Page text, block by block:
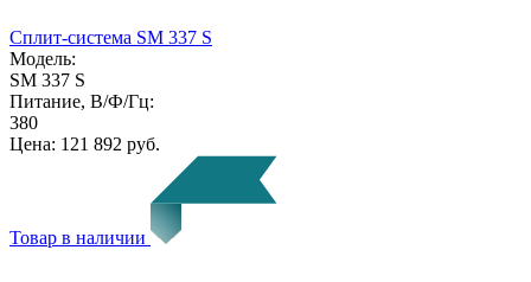
Сплит-система SM 337 S
Модель:
SM 337 S
Питание, В/Ф/Гц:
380
Цена: 121 892 руб.
Товар в наличии